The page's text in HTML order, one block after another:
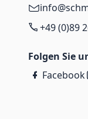
+49 (0)89
Folgen Sie
Facebook